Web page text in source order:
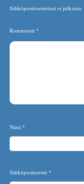
Sähköpostiosoitettasi ei julkaista.
Kommentti *
Nimi *
Sähköpostiosoite *